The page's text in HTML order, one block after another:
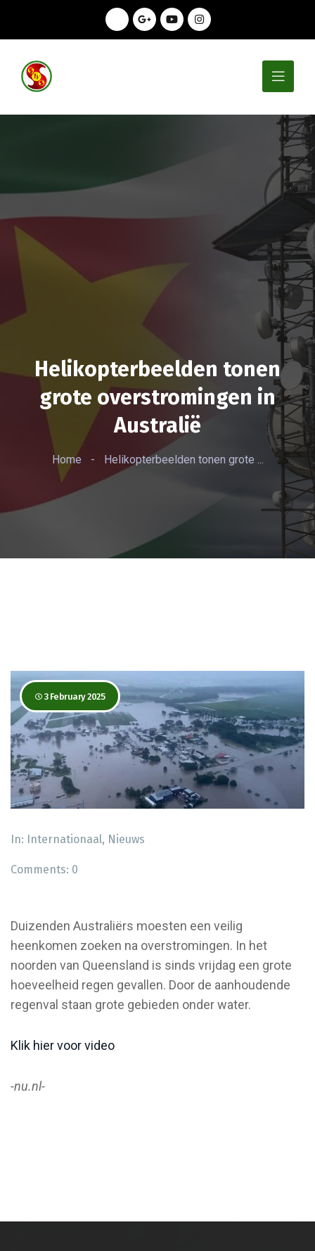
Helikopterbeelden tonen
grote overstromingen in
Australië
Home - Helikopterbeelden tonen grote ...
3 February 2025
In: Internationaal, Nieuws
Comments: 0
Duizenden Australiërs moesten een veilig
heenkomen zoeken na overstromingen. In het
noorden van Queensland is sinds vrijdag een grote
hoeveelheid regen gevallen. Door de aanhoudende
regenval staan grote gebieden onder water.
Klik hier voor video
-nu.nl-